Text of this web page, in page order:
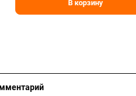
В корзину